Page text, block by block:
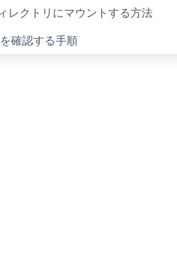
レクトリにマウントする方法
確認する手順